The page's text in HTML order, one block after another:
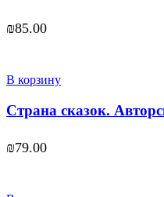
₪85.00
В корзину
Страна сказок.
₪79.00